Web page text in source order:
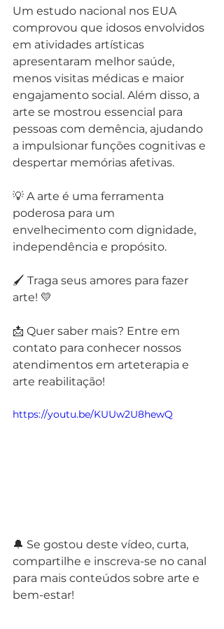
Um estudo nacional nos EUA
comprovou que idosos envolvidos
em atividades artísticas
apresentaram melhor saúde,
menos visitas médicas e maior
engajamento social. Além disso, a
arte se mostrou essencial para
pessoas com demência, ajudando
a impulsionar funções cognitivas e
despertar memórias afetivas.
💡 A arte é uma ferramenta
poderosa para um
envelhecimento com dignidade,
independência e propósito.
🖌 Traga seus amores para fazer
arte! 💛
📩 Quer saber mais? Entre em
contato para conhecer nossos
atendimentos em arteterapia e
arte reabilitação!
https://youtu.be/KUUw2U8hewQ
🔔 Se gostou deste vídeo, curta,
compartilhe e inscreva-se no canal
para mais conteúdos sobre arte e
bem-estar!